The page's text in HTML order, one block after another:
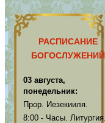
РАСПИСАНИЕ
БОГОСЛУЖЕНИЙ
03 августа,
понедельник:
Прор. Иезекииля.
8:00 - Часы. Литургия.